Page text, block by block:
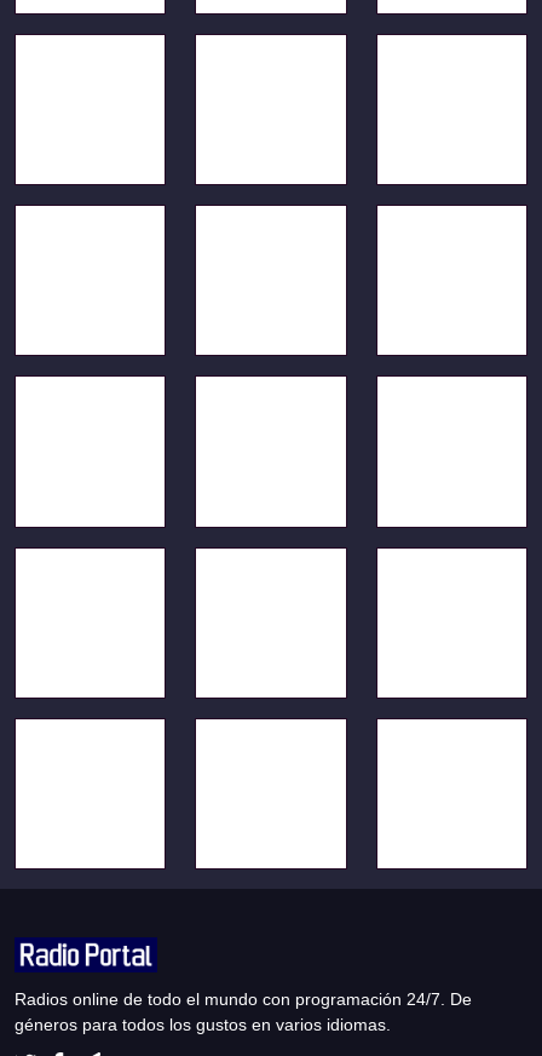
Radios online de todo el mundo con programación 24/7. De
géneros para todos los gustos en varios idiomas.